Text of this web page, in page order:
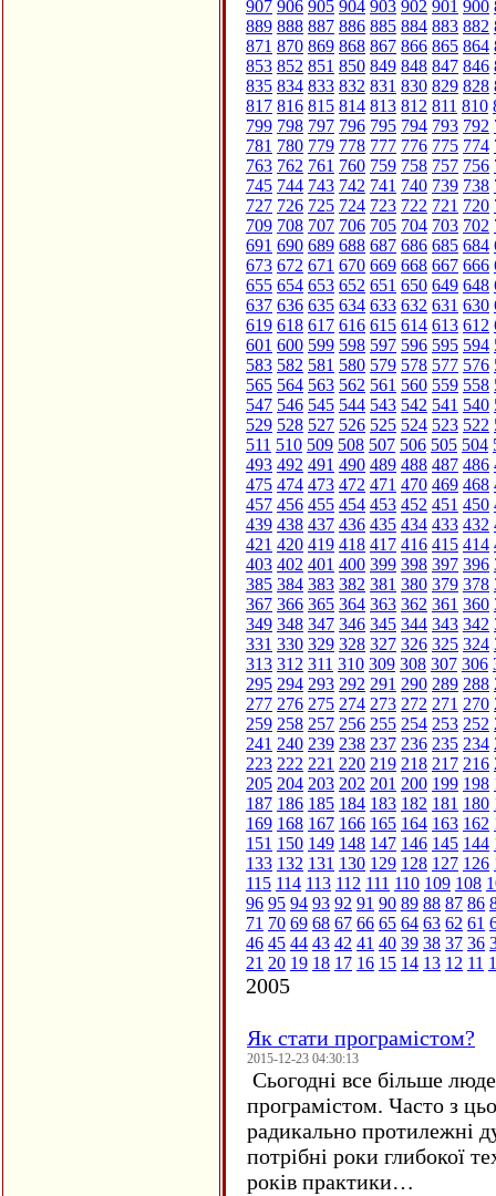
907 906 905 904 903 902 901 900
889 888 887 886 885 884 883 882
871 870 869 868 867 866 865 864
853 852 851 850 849 848 847 846
835 834 833 832 831 830 829 828
817 816 815 814 813 812 811 810
799 798 797 796 795 794 793 792
781 780 779 778 777 776 775 774
763 762 761 760 759 758 757 756
745 744 743 742 741 740 739 738
727 726 725 724 723 722 721 720
709 708 707 706 705 704 703 702
691 690 689 688 687 686 685 684
673 672 671 670 669 668 667 666
655 654 653 652 651 650 649 648
637 636 635 634 633 632 631 630
619 618 617 616 615 614 613 612
601 600 599 598 597 596 595 594
583 582 581 580 579 578 577 576
565 564 563 562 561 560 559 558
547 546 545 544 543 542 541 540
529 528 527 526 525 524 523 522
511 510 509 508 507 506 505 504
493 492 491 490 489 488 487 486
475 474 473 472 471 470 469 468
457 456 455 454 453 452 451 450
439 438 437 436 435 434 433 432
421 420 419 418 417 416 415 414
403 402 401 400 399 398 397 396
385 384 383 382 381 380 379 378
367 366 365 364 363 362 361 360
349 348 347 346 345 344 343 342
331 330 329 328 327 326 325 324
313 312 311 310 309 308 307 306
295 294 293 292 291 290 289 288
277 276 275 274 273 272 271 270
259 258 257 256 255 254 253 252
241 240 239 238 237 236 235 234
223 222 221 220 219 218 217 216
205 204 203 202 201 200 199 198
187 186 185 184 183 182 181 180
169 168 167 166 165 164 163 162
151 150 149 148 147 146 145 144
133 132 131 130 129 128 127 126
115 114 113 112 111 110 109 108
96 95 94 93 92 91 90 89 88 87 86
71 70 69 68 67 66 65 64 63 62 61
46 45 44 43 42 41 40 39 38 37 36
21 20 19 18 17 16 15 14 13 12 11
2005
Як стати програмістом?
2015-12-23 04:30:13
Сьогодні все більше
програмістом. Часто з
радикально протилежні
потрібні роки глибокої
років практики…